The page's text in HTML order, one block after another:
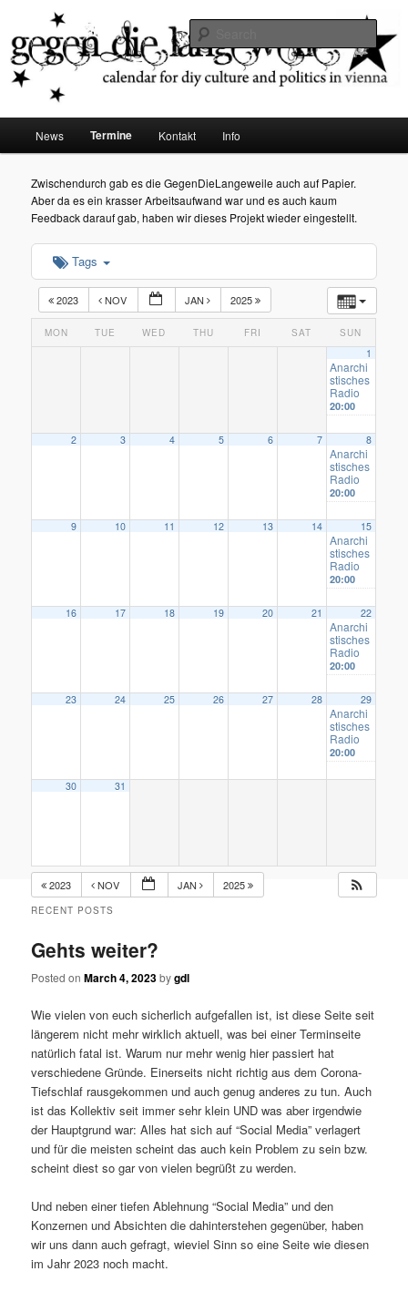
Gegen die Langeweile
diy dates vienna
Skip
to
primary
content
News Termine Kontakt Info
Zwischendurch gab es die GegenDieLangeweile auch auf Papier.
Aber da es ein krasser Arbeitsaufwand war und es auch kaum
Feedback darauf gab, haben wir dieses Projekt wieder eingestellt.
Tags
2023 NOV JAN 2025
MON TUE WED THU FRI SAT SUN
1
Anarchi
stisches
Radio
20:00
2 3 4 5 6 7 8
Anarchi
stisches
Radio
20:00
9 10 11 12 13 14 15
Anarchi
stisches
Radio
20:00
16 17 18 19 20 21 22
Anarchi
stisches
Radio
20:00
23 24 25 26 27 28 29
Anarchi
stisches
Radio
20:00
30 31
2023 NOV JAN 2025
RECENT POSTS
Gehts weiter?
Posted onMarch 4, 2023bygdl
Wie vielen von euch sicherlich aufgefallen ist, ist diese Seite seit
längerem nicht mehr wirklich aktuell, was bei einer Terminseite
natürlich fatal ist. Warum nur mehr wenig hier passiert hat
verschiedene Gründe. Einerseits nicht richtig aus dem Corona-
Tiefschlaf rausgekommen und auch genug anderes zu tun. Auch
ist das Kollektiv seit immer sehr klein UND was aber irgendwie
der Hauptgrund war: Alles hat sich auf “Social Media” verlagert
und für die meisten scheint das auch kein Problem zu sein bzw.
scheint diest so gar von vielen begrüßt zu werden.
Und neben einer tiefen Ablehnung “Social Media” und den
Konzernen und Absichten die dahinterstehen gegenüber, haben
wir uns dann auch gefragt, wieviel Sinn so eine Seite wie diesen
im Jahr 2023 noch macht.